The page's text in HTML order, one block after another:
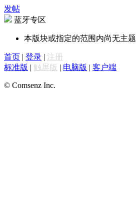
发帖
蓝牙专区
本版块或指定的范围内尚无主题
首页 | 登录 | 注册
标准版 | 触屏版 | 电脑版 | 客户端
© Comsenz Inc.